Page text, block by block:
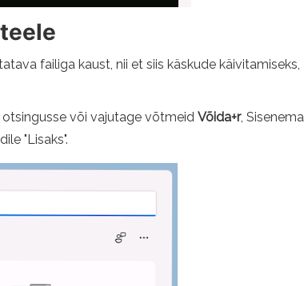
failiga kaust, nii et siis käskude käivitamiseks,
otsingusse või vajutage võtmeid Võida+r, Sisenema
"Lisaks".